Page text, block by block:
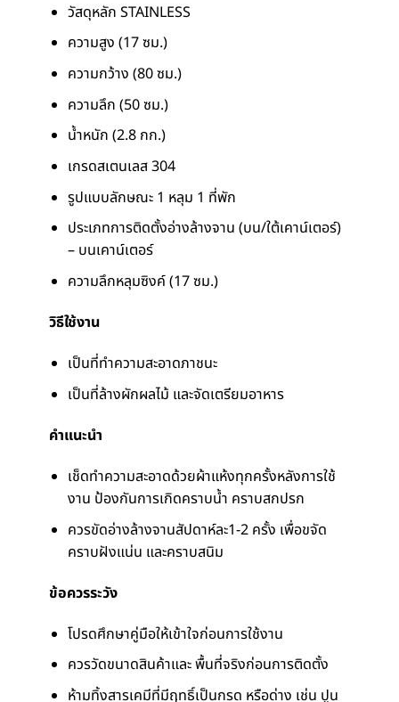
วัสดุหลัก STAINLESS
ความสูง (17 ซม.)
ความกว้าง (80 ซม.)
ความลึก (50 ซม.)
น้ำหนัก (2.8 กก.)
เกรดสเตนเลส 304
รูปแบบลักษณะ 1 หลุม 1 ที่พัก
ประเภทการติดตั้งอ่างล้างจาน (บน/ใต้เคาน์เตอร์)
– บนเคาน์เตอร์
ความลึกหลุมซิงค์ (17 ซม.)
วิธีใช้งาน
เป็นที่ทำความสะอาดภาชนะ
เป็นที่ล้างผักผลไม้ และจัดเตรียมอาหาร
คำแนะนำ
เช็ดทำความสะอาดด้วยผ้าแห้งทุกครั้งหลังการใช้
งาน ป้องกันการเกิดคราบน้ำ คราบสกปรก
ควรขัดอ่างล้างจานสัปดาห์ละ1-2 ครั้ง เพื่อขจัด
คราบฝังแน่น และคราบสนิม
ข้อควรระวัง
โปรดศึกษาคู่มือให้เข้าใจก่อนการใช้งาน
ควรวัดขนาดสินค้าและ พื้นที่จริงก่อนการติดตั้ง
ห้ามทิ้งสารเคมีที่มีฤทธิ์เป็นกรด หรือด่าง เช่น ปูน